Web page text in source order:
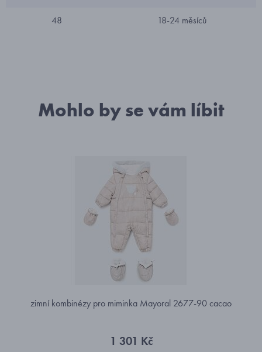
48 18-24 měsíců
Mohlo by se vám líbit
zimní kombinézy pro miminka Mayoral 2677-90 cacao
1 301 Kč